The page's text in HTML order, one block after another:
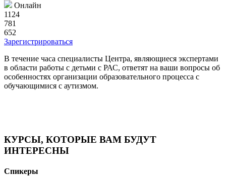
Онлайн
1124
781
652
Зарегистрироваться
В течение часа специалисты Центра, являющиеся экспертами
в области работы с детьми с РАС, ответят на ваши вопросы об
особенностях организации образовательного процесса с
обучающимися с аутизмом.
КУРСЫ, КОТОРЫЕ ВАМ БУДУТ
ИНТЕРЕСНЫ
Спикеры